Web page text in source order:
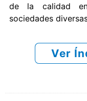
de la calidad
sociedades
Ver